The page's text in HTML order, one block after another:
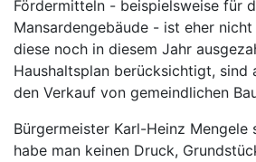
Fördermitteln - beispielsweise für
Mansardengebäude - ist eher
diese noch in diesem Jahr
Haushaltsplan berücksichtigt, sind
den Verkauf von gemeindlichen
Bürgermeister Karl-Heinz Mengele
habe man keinen Druck,